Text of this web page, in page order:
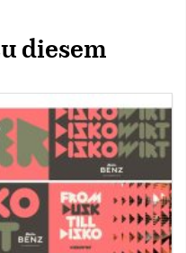
diesem